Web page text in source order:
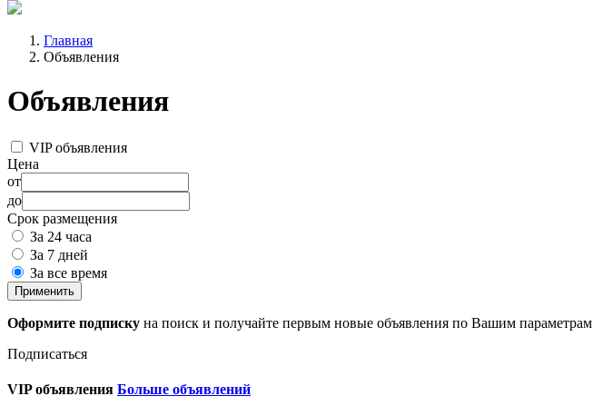
Главная
Объявления
Объявления
VIP объявления
Цена
от
до
Срок размещения
За 24 часа
За 7 дней
За все время
Применить
Оформите подписку на поиск и получайте первым новые объявления по Вашим параметрам
Подписаться
VIP объявления Больше объявлений